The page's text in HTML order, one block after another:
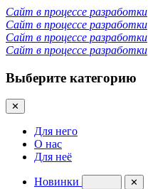
Сайт в процессе разработки
Сайт в процессе разработки
Сайт в процессе разработки
Сайт в процессе разработки
Выберите категорию
✕
Для него
О нас
Для неё
Новинки ✕